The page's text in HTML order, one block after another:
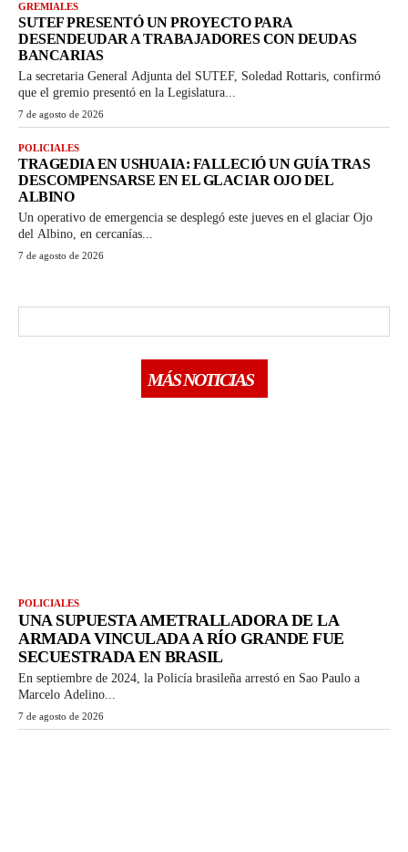
GREMIALES
SUTEF PRESENTÓ UN PROYECTO PARA
DESENDEUDAR A TRABAJADORES CON DEUDAS
BANCARIAS
La secretaria General Adjunta del SUTEF, Soledad Rottaris, confirmó
que el gremio presentó en la Legislatura...
7 de agosto de 2026
POLICIALES
TRAGEDIA EN USHUAIA: FALLECIÓ UN GUÍA TRAS
DESCOMPENSARSE EN EL GLACIAR OJO DEL
ALBINO
Un operativo de emergencia se desplegó este jueves en el glaciar Ojo
del Albino, en cercanías...
7 de agosto de 2026
MÁS NOTICIAS
POLICIALES
UNA SUPUESTA AMETRALLADORA DE LA
ARMADA VINCULADA A RÍO GRANDE FUE
SECUESTRADA EN BRASIL
En septiembre de 2024, la Policía brasileña arrestó en Sao Paulo a
Marcelo Adelino...
7 de agosto de 2026